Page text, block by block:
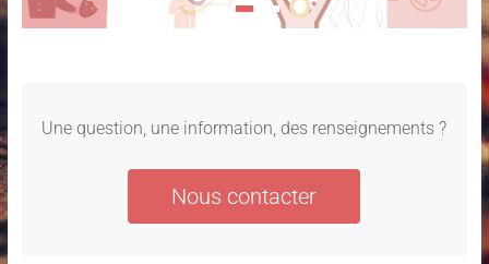
Une question, une information, des renseignements ?
Nous contacter